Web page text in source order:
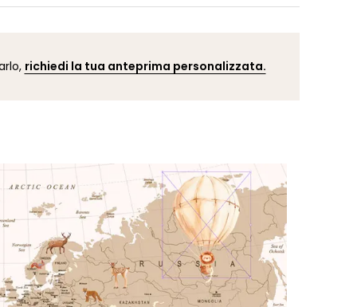
il tuo ordine, riceverai una conferma di spedizione
Puoi contattare il nostro team cliccando qui. Dopo
richiedi la tua anteprima personalizzata.